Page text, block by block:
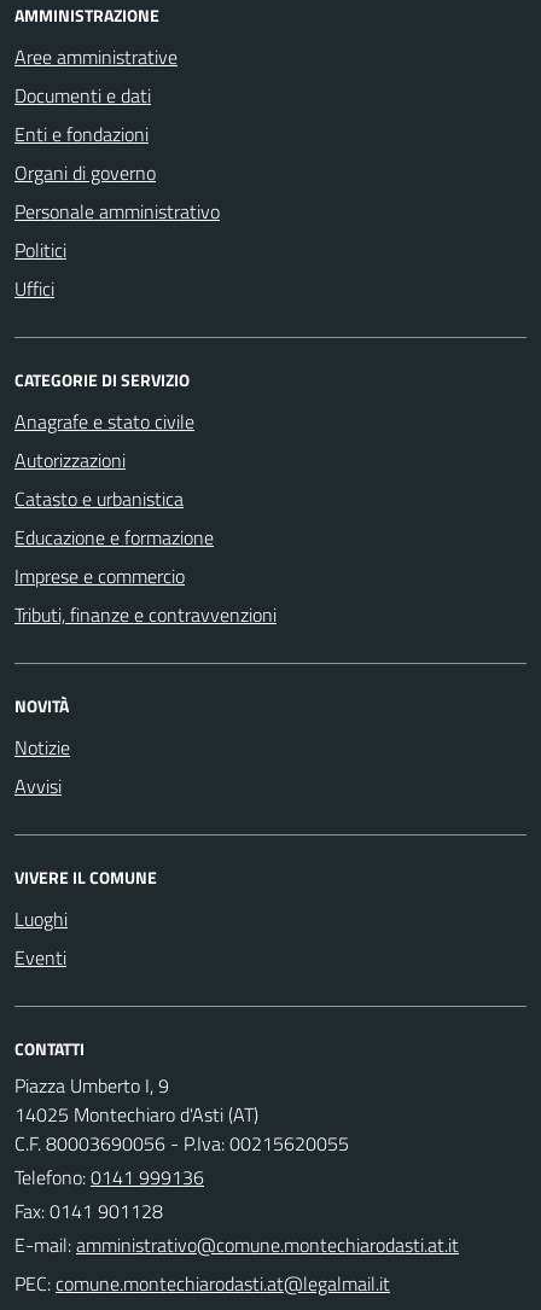
AMMINISTRAZIONE
Aree amministrative
Documenti e dati
Enti e fondazioni
Organi di governo
Personale amministrativo
Politici
Uffici
CATEGORIE DI SERVIZIO
Anagrafe e stato civile
Autorizzazioni
Catasto e urbanistica
Educazione e formazione
Imprese e commercio
Tributi, finanze e contravvenzioni
NOVITÀ
Notizie
Avvisi
VIVERE IL COMUNE
Luoghi
Eventi
CONTATTI
Piazza Umberto I, 9
14025 Montechiaro d'Asti (AT)
C.F. 80003690056 - P.Iva: 00215620055
Telefono:0141 999136
Fax: 0141 901128
E-mail:
PEC: